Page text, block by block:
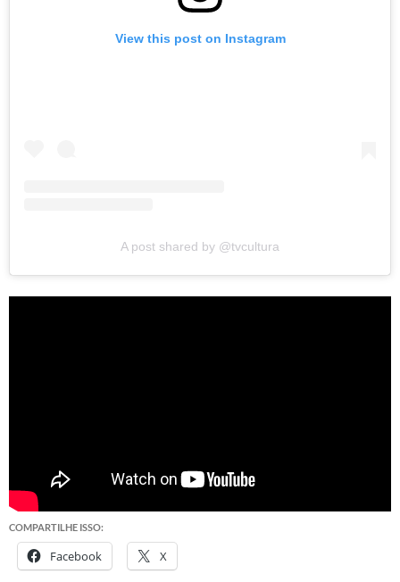
View this post on Instagram
A post shared by @tvcultura
COMPARTILHE ISSO:
Facebook X